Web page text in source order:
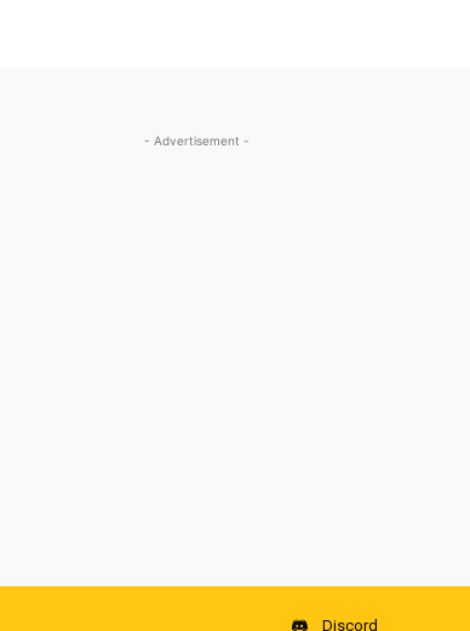
- Advertisement -
Discord